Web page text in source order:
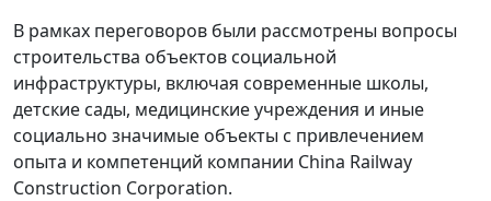
В рамках переговоров были рассмотрены вопросы
строительства объектов социальной
инфраструктуры, включая современные школы,
детские сады, медицинские учреждения и иные
социально значимые объекты с привлечением
опыта и компетенций компании China Railway
Construction Corporation.